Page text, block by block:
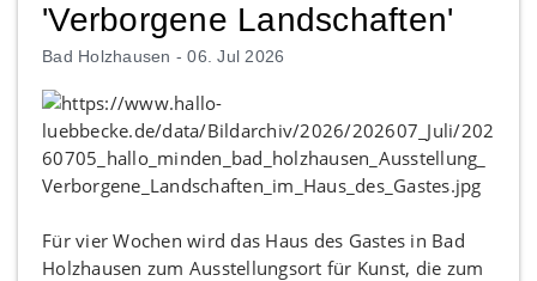
'Verborgene Landschaften'
Bad Holzhausen -06. Jul 2026
Für vier Wochen wird das Haus des Gastes in Bad
Holzhausen zum Ausstellungsort für Kunst, die zum